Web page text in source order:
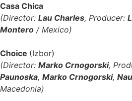
Casa Chica
(Director: Lau Charles, Producer:
Montero / Mexico)
Choice (Izbor)
(Director: Marko Crnogorski,
Paunoska, Marko Crnogorski,
Macedonia)